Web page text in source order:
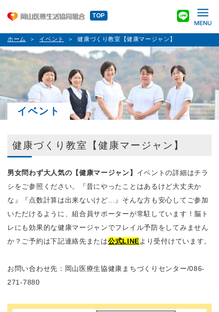
TOP
ホーム イベント 健康づくり教室【健康マージャン】
イベント
健康づくり教室【健康マージャン】
男女問わず大人気の【健康マージャン】 イベントの詳細はチラ
シをご参照ください。『昔にやったことはあるけど大丈夫か
な』『点数計算は出来ないけど…』そんな方も安心してご参加
いただけるように、組合員サポーターが常駐しています！脳ト
レにも効果的な健康マージャンでフレイル予防をしてみません
か？ご予約は下記連絡先または公式LINEより受付けています。
お問い合わせ先：岡山医療生協健康まちづくりセンター/086-
271-7880